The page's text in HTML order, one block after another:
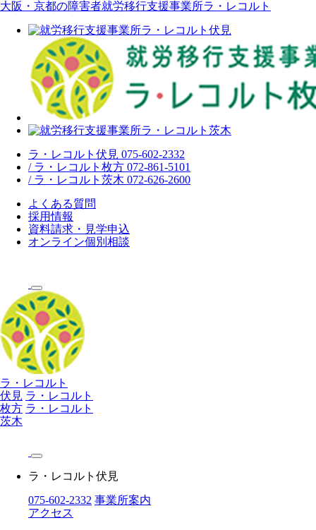
大阪・京都の障害者就労移行支援事業所ラ・レコルト
ラ・レコルト伏見 075-602-2332
/ ラ・レコルト枚方 072-861-5101
/ ラ・レコルト茨木 072-626-2600
よくある質問
採用情報
資料請求・見学申込
オンライン個別相談
ラ・レコルト
伏見 ラ・レコルト
枚方 ラ・レコルト
茨木
ラ・レコルト伏見
075-602-2332 事業所案内
アクセス